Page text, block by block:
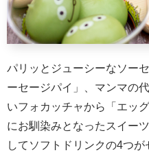
パリッとジューシーなソー
ーセージパイ」、マンマの
いフォカッチャから「エッ
にお馴染みとなったスイー
してソフトドリンクの4つ